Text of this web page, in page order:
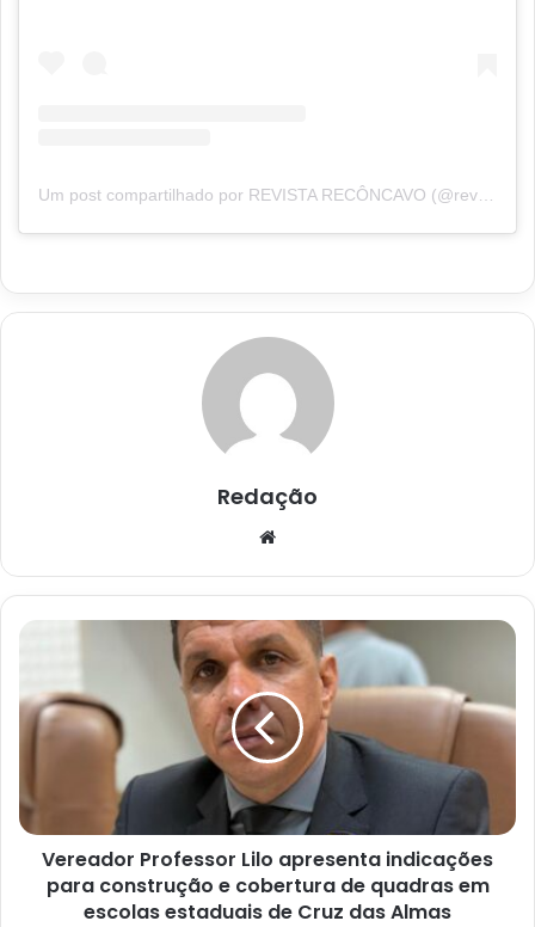
Redação
Vereador
apresenta
indicações
e
cobertura
quadras
Vereador Professor Lilo apresenta indicações
para construção e cobertura de quadras em
escolas estaduais de Cruz das Almas